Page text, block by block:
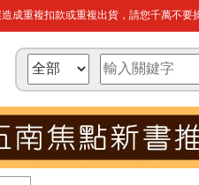
成重複扣款或重複出貨，請您千萬不要